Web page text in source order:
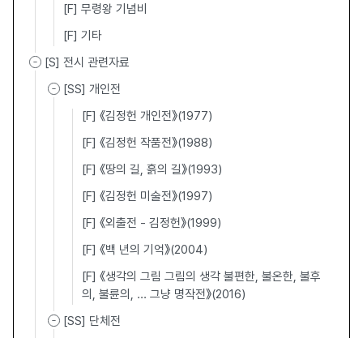
[F] 무령왕 기념비
[F] 기타
[S] 전시 관련자료
[SS] 개인전
[F] 《김정헌 개인전》(1977)
[F] 《김정헌 작품전》(1988)
[F] 《땅의 길, 흙의 길》(1993)
[F] 《김정헌 미술전》(1997)
[F] 《외출전 - 김정헌》(1999)
[F] 《백 년의 기억》(2004)
[F] 《생각의 그림 그림의 생각 불편한, 불온한, 불후
의, 불륜의, ... 그냥 명작전》(2016)
[SS] 단체전